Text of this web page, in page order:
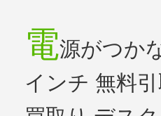
電源がつか
インチ 無料